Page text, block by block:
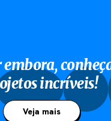
embora,
incríveis!
Veja mais